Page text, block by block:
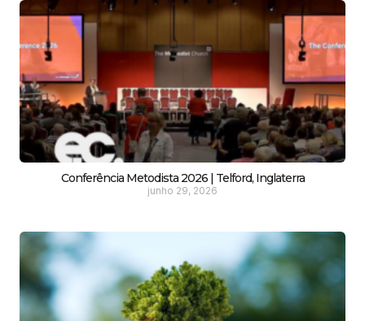
Conferência Metodista 2026 | Telford, Inglaterra
junho 29, 2026